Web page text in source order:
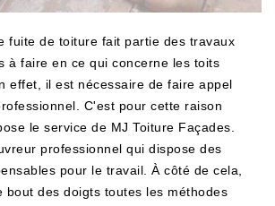
fuite de toiture fait partie des travaux
à faire en ce qui concerne les toits
effet, il est nécessaire de faire appel
C'est pour cette raison
le service de MJ Toiture Façades.
professionnel qui dispose des
pour le travail. À côté de cela,
bout des doigts toutes les méthodes